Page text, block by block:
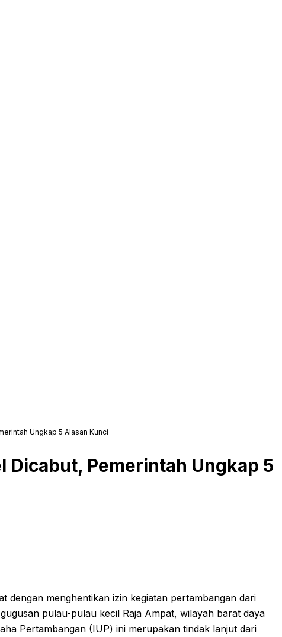
Ungkap 5 Alasan Kunci
Dicabut, Pemerintah Ungkap 5
dengan menghentikan izin kegiatan pertambangan dari
pulau-pulau kecil Raja Ampat, wilayah barat daya
Pertambangan (IUP) ini merupakan tindak lanjut dari